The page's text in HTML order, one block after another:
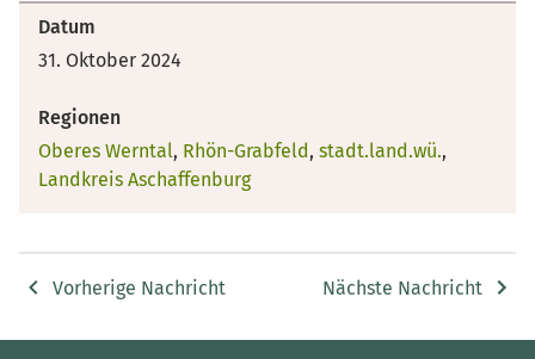
Datum
31. Oktober 2024
Regionen
Oberes Werntal, Rhön-Grabfeld, stadt.land.wü.,
Landkreis Aschaffenburg
Vorherige Nachricht Nächste Nachricht